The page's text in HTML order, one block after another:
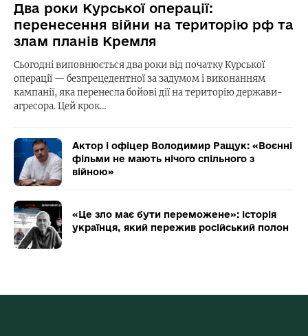
Два роки Курської операції:
перенесення війни на територію рф та
злам планів Кремля
Сьогодні виповнюється два роки від початку Курської
операції — безпрецедентної за задумом і виконанням
кампанії, яка перенесла бойові дії на територію держави-
агресора. Цей крок…
Актор і офіцер Володимир Ращук: «Воєнні
фільми не мають нічого спільного з
війною»
«Це зло має бути переможене»: історія
українця, який пережив російський полон